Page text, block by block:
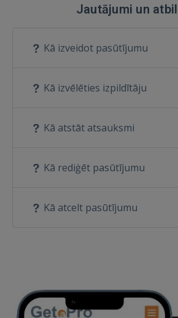
Jautājumi un
Kā izveidot pasūtījumu
Kā izvēlēties izpildītāju
Kā atstāt atsauksmi
Kā rediģēt pasūtījumu
Kā atcelt pasūtījumu